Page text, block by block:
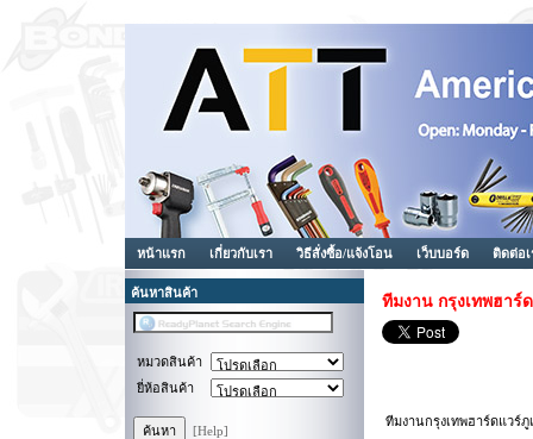
หน้าแรก เกี่ยวกับเรา วิธีสั่งซื้อ/แจ้งโอน เว็บบอร์ด ติดต่อเ
ค้นหาสินค้า
หมวดสินค้า
ยี่ห้อสินค้า
[Help]
ทีมงาน กรุงเทพฮาร์
ทีมงานกรุงเทพฮาร์ดแวร์